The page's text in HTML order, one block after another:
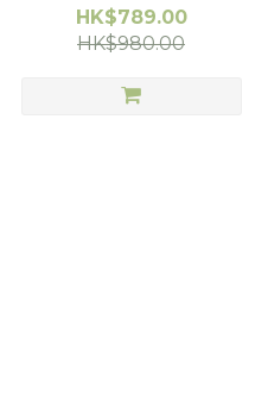
HK$789.00
HK$980.00